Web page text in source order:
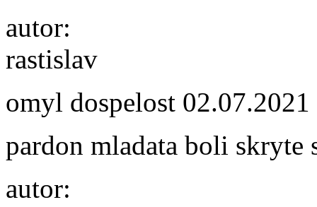
autor:
rastislav
omyl dospelost
pardon mladata boli skryte
autor: